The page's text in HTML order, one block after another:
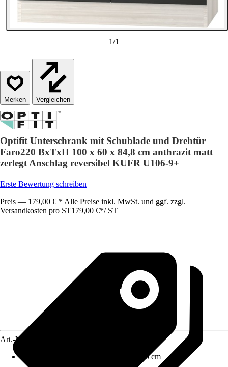
1/1
Vergleichen
Optifit Unterschrank mit Schublade und Drehtür
Faro220 BxTxH 100 x 60 x 84,8 cm anthrazit matt
zerlegt Anschlag reversibel KUFR U106-9+
Erste Bewertung schreiben
Preis — 179,00 € * Alle Preise inkl. MwSt. und ggf. zzgl.
Versandkosten pro ST179,00 €*/ ST
Art.-Nr.
100 cm x 84.8 cm x 60 cm